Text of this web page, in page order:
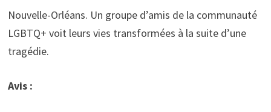
Nouvelle-Orléans. Un groupe d’amis de la communauté
LGBTQ+ voit leurs vies transformées à la suite d’une
tragédie.
Avis :